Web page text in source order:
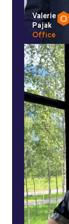
Valerie
Pajak
Office